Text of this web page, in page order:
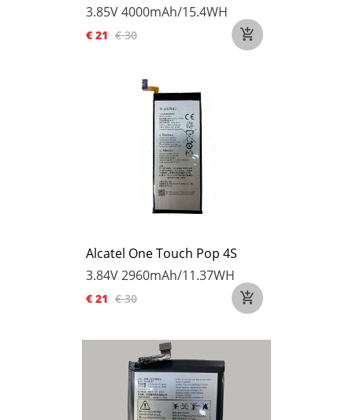
3.85V4000mAh/15.4WH
€ 21 € 30
Alcatel One Touch Pop 4S
3.84V2960mAh/11.37WH
€ 21 € 30